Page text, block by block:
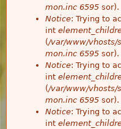
mon.inc 6595 sor).
Notice: Trying to
int
(/var/www/vhosts/
mon.inc 6595 sor).
Notice: Trying to
int
(/var/www/vhosts/
mon.inc 6595 sor).
Notice: Trying to
int